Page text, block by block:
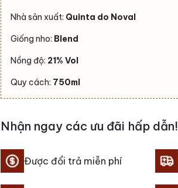
Nhà sản xuất: Quinta do Noval
Giống nho: Blend
Nồng độ: 21% Vol
Quy cách: 750ml
Nhận ngay các ưu đãi hấp dẫn!
Được đổi trả miễn phí